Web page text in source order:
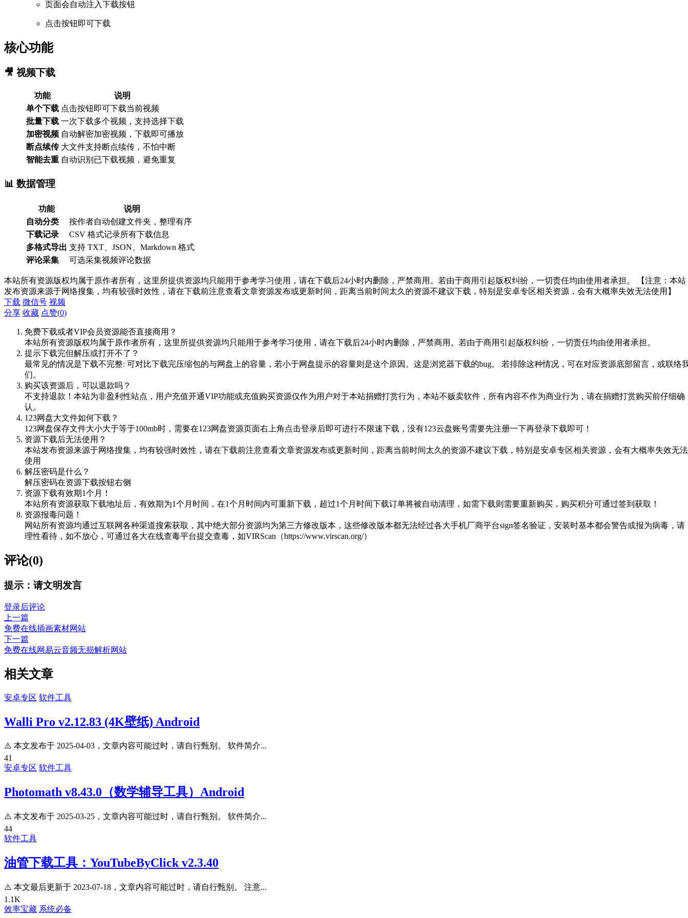
页面会自动注入下载按钮
点击按钮即可下载
核心功能
🎥 视频下载
功能
说明
单个下载 点击按钮即可下载当前视频
批量下载 一次下载多个视频，支持选择下载
加密视频 自动解密加密视频，下载即可播放
断点续传 大文件支持断点续传，不怕中断
智能去重 自动识别已下载视频，避免重复
📊 数据管理
功能
说明
自动分类
按作者自动创建文件夹，整理有序
下载记录
CSV 格式记录所有下载信息
多格式导出 支持 TXT、JSON、Markdown 格式
评论采集
可选采集视频评论数据
本站所有资源版权均属于原作者所有，这里所提供资源均只能用于参考学习使用，请在下载后24小时内删除，严禁商用。若由于商用引起版权纠纷，一切责任均由使用者承担。 【注意：本站
发布资源来源于网络搜集，均有较强时效性，请在下载前注意查看文章资源发布或更新时间，距离当前时间太久的资源不建议下载，特别是安卓专区相关资源，会有大概率失效无法使用】
下载 微信号 视频
分享 收藏 点赞(0)
免费下载或者VIP会员资源能否直接商用？
本站所有资源版权均属于原作者所有，这里所提供资源均只能用于参考学习使用，请在下载后24小时内删除，严禁商用。若由于商用引起版权纠纷，一切责任均由使用者承担。
提示下载完但解压或打开不了？
最常见的情况是下载不完整: 可对比下载完压缩包的与网盘上的容量，若小于网盘提示的容量则是这个原因。这是浏览器下载的bug。 若排除这种情况，可在对应资源底部留言，或联络
们。
购买该资源后，可以退款吗？
不支持退款！本站为非盈利性站点，用户充值开通VIP功能或充值购买资源仅作为用户对于本站捐赠打赏行为，本站不贩卖软件，所有内容不作为商业行为，请在捐赠打赏购买前仔细确
认。
123网盘大文件如何下载？
123网盘保存文件大小大于等于100mb时，需要在123网盘资源页面右上角点击登录后即可进行不限速下载，没有123云盘账号需要先注册一下再登录下载即可！
资源下载后无法使用？
本站发布资源来源于网络搜集，均有较强时效性，请在下载前注意查看文章资源发布或更新时间，距离当前时间太久的资源不建议下载，特别是安卓专区相关资源，会有大概率失效无法
使用
解压密码是什么？
解压密码在资源下载按钮右侧
资源下载有效期1个月！
本站所有资源获取下载地址后，有效期为1个月时间，在1个月时间内可重新下载，超过1个月时间下载订单将被自动清理，如需下载则需要重新购买，购买积分可通过签到获取！
资源报毒问题！
网站所有资源均通过互联网各种渠道搜索获取，其中绝大部分资源均为第三方修改版本，这些修改版本都无法经过各大手机厂商平台sign签名验证，安装时基本都会警告或报为病毒，请
理性看待，如不放心，可通过各大在线查毒平台提交查毒，如VIRScan（https://www.virscan.org/）
评论(0)
提示：请文明发言
登录后评论
上一篇
免费在线插画素材网站
下一篇
免费在线网易云音频无损解析网站
相关文章
安卓专区 软件工具
Walli Pro v2.12.83 (4K壁纸) Android
⚠️ 本文发布于 2025-04-03，文章内容可能过时，请自行甄别。 软件简介...
41
安卓专区 软件工具
Photomath v8.43.0（数学辅导工具）Android
⚠️ 本文发布于 2025-03-25，文章内容可能过时，请自行甄别。 软件简介...
44
软件工具
油管下载工具：YouTubeByClick v2.3.40
⚠️ 本文最后更新于 2023-07-18，文章内容可能过时，请自行甄别。 注意...
1.1K
效率宝藏 系统必备